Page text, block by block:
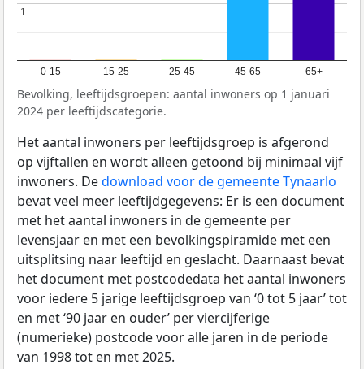
0-15 15-25 25-45 45-65 65+
1
1
Bevolking, leeftijdsgroepen: aantal inwoners op 1 januari
2024 per leeftijdscategorie.
Het aantal inwoners per leeftijdsgroep is afgerond
op vijftallen en wordt alleen getoond bij minimaal vijf
inwoners. Dedownload voor de gemeente Tynaarlo
bevat veel meer leeftijdgegevens: Er is een document
met het aantal inwoners in de gemeente per
levensjaar en met een bevolkingspiramide met een
uitsplitsing naar leeftijd en geslacht. Daarnaast bevat
het document met postcodedata het aantal inwoners
voor iedere 5 jarige leeftijdsgroep van ‘0 tot 5 jaar’ tot
en met ‘90 jaar en ouder’ per viercijferige
(numerieke) postcode voor alle jaren in de periode
van 1998 tot en met 2025.